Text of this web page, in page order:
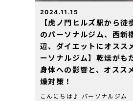
2024.11.15
【虎ノ門ヒルズ駅から徒
のパーソナルジム、西新
辺、ダイエットにオスス
ーソナルジム】乾燥がも
身体への影響と、オスス
燥対策！
こんにちは♪ パーソナルジム